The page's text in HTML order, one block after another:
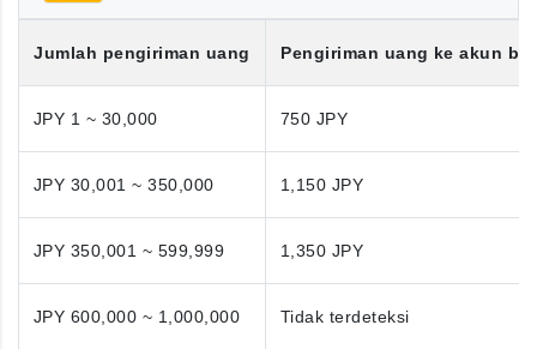
Jumlah pengiriman uang Pengiriman uang ke akun
JPY 1 ~ 30,000 750 JPY
JPY 30,001 ~ 350,000 1,150 JPY
JPY 350,001 ~ 599,999 1,350 JPY
JPY 600,000 ~ 1,000,000 Tidak terdeteksi